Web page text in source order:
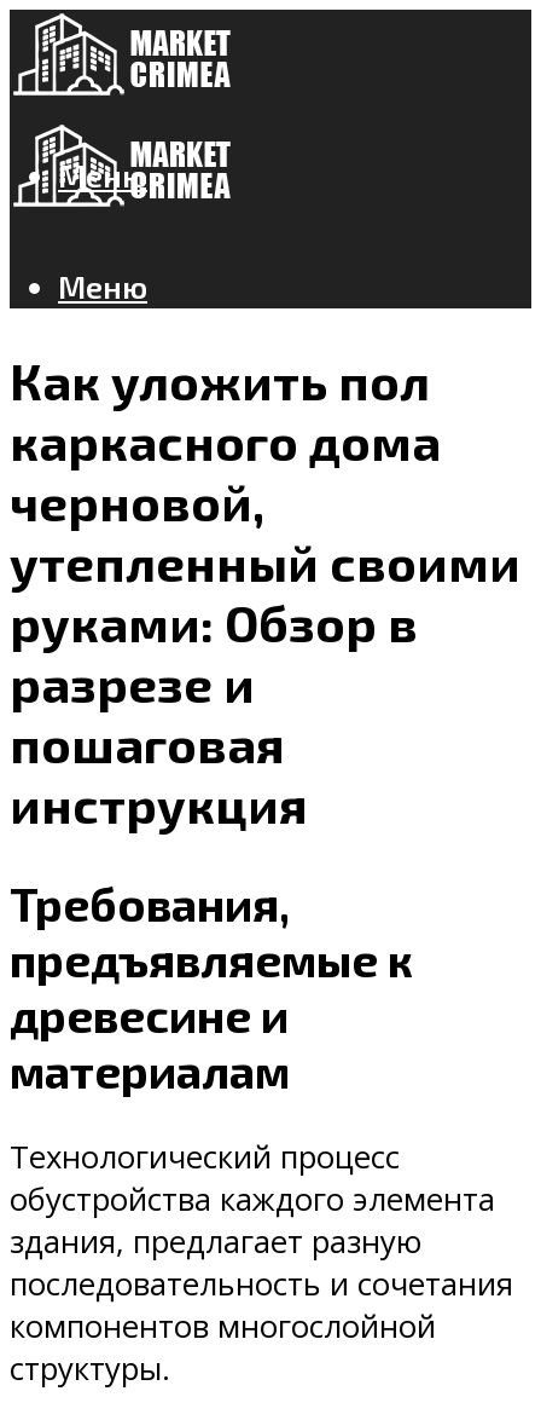
Меню
Меню
Как уложить пол
каркасного дома
черновой,
утепленный своими
руками: Обзор в
разрезе и
пошаговая
инструкция
Требования,
предъявляемые к
древесине и
материалам
Технологический процесс
обустройства каждого элемента
здания, предлагает разную
последовательность и сочетания
компонентов многослойной
структуры.